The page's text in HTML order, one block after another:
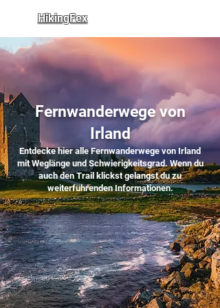
HikingFex
Fernwanderwege von
Irland
Entdecke hier alle Fernwanderwege von Irland
mit Weglänge und Schwierigkeitsgrad. Wenn du
auch den Trail klickst gelangst du zu
weiterführenden Informationen.